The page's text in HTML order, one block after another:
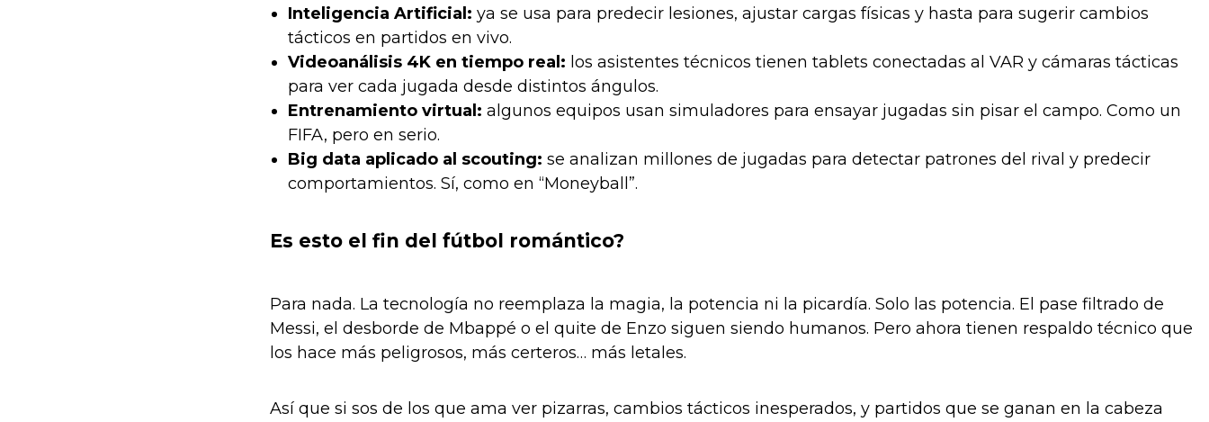
Inteligencia Artificial: ya se usa para predecir lesiones, ajustar cargas físicas y hasta para sugerir cambios
tácticos en partidos en vivo.
Videoanálisis 4K en tiempo real: los asistentes técnicos tienen tablets conectadas al VAR y cámaras tácticas
para ver cada jugada desde distintos ángulos.
Entrenamiento virtual: algunos equipos usan simuladores para ensayar jugadas sin pisar el campo. Como un
FIFA, pero en serio.
Big data aplicado al scouting: se analizan millones de jugadas para detectar patrones del rival y predecir
comportamientos. Sí, como en “Moneyball”.
Es esto el fin del fútbol romántico?
Para nada. La tecnología no reemplaza la magia, la potencia ni la picardía. Solo las potencia. El pase filtrado de
Messi, el desborde de Mbappé o el quite de Enzo siguen siendo humanos. Pero ahora tienen respaldo técnico que
los hace más peligrosos, más certeros… más letales.
Así que si sos de los que ama ver pizarras, cambios tácticos inesperados, y partidos que se ganan en la cabeza